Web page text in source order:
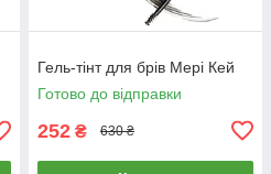
Гель-тінт для брів Мері Кей
Готово до відправки
252 ₴ 630 ₴